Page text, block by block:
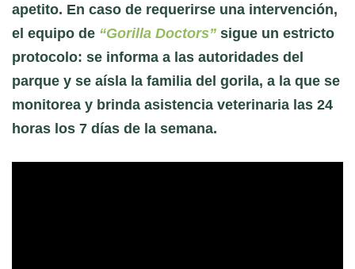
apetito. En caso de requerirse una intervención,
el equipo de “Gorilla Doctors” sigue un estricto
protocolo: se informa a las autoridades del
parque y se aísla la familia del gorila, a la que se
monitorea y brinda asistencia veterinaria las 24
horas los 7 días de la semana.